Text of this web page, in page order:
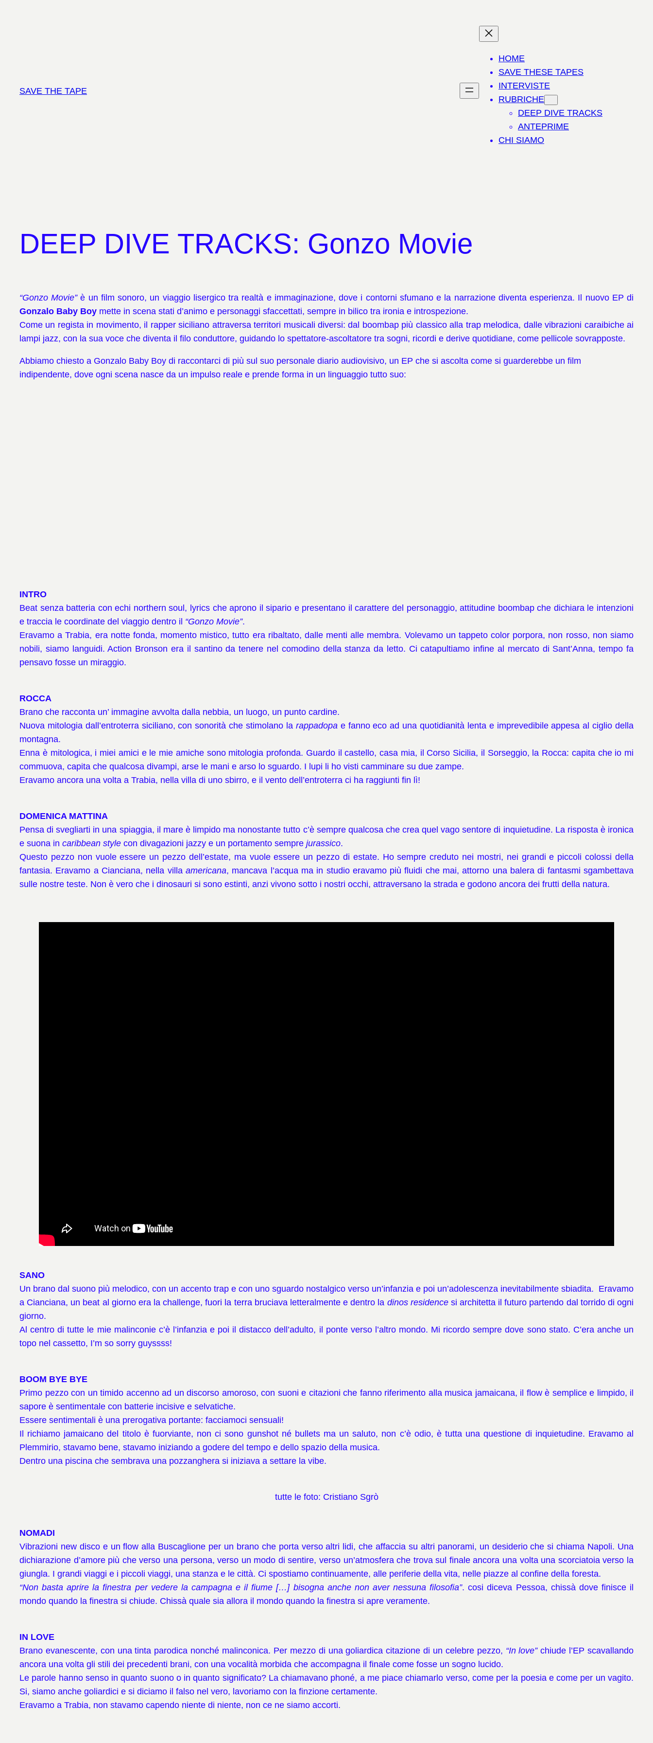
SAVE THE TAPE
HOME
SAVE THESE TAPES
INTERVISTE
RUBRICHE
DEEP DIVE TRACKS
ANTEPRIME
CHI SIAMO
DEEP DIVE TRACKS: Gonzo Movie
“Gonzo Movie”è un film sonoro, un viaggio lisergico tra realtà e immaginazione, dove i contorni sfumano e la narrazione diventa esperienza. Il nuovo EP di
Gonzalo Baby Boy mette in scena stati d’animo e personaggi sfaccettati, sempre in bilico tra ironia e introspezione.
Come un regista in movimento, il rapper siciliano attraversa territori musicali diversi: dal boombap più classico alla trap melodica, dalle vibrazioni caraibiche ai
lampi jazz, con la sua voce che diventa il filo conduttore, guidando lo spettatore-ascoltatore tra sogni, ricordi e derive quotidiane, come pellicole sovrapposte.
Abbiamo chiesto a Gonzalo Baby Boy di raccontarci di più sul suo personale diario audiovisivo, un EP che si ascolta come si guarderebbe un film
indipendente, dove ogni scena nasce da un impulso reale e prende forma in un linguaggio tutto suo:
INTRO
Beat senza batteria con echi northern soul, lyrics che aprono il sipario e presentano il carattere del personaggio, attitudine boombap che dichiara le intenzioni
e traccia le coordinate del viaggio dentro il “Gonzo Movie”.
Eravamo a Trabia, era notte fonda, momento mistico, tutto era ribaltato, dalle menti alle membra. Volevamo un tappeto color porpora, non rosso, non siamo
nobili, siamo languidi.Action Bronson era il santino da tenere nel comodino della stanza da letto. Ci catapultiamo infine al mercato di Sant’Anna, tempo fa
pensavo fosse un miraggio.
ROCCA
Brano che racconta un’ immagine avvolta dalla nebbia, un luogo, un punto cardine.
Nuova mitologia dall’entroterra siciliano, con sonorità che stimolano la rappadopae fanno eco ad una quotidianità lenta e imprevedibile appesa al ciglio della
montagna.
Enna è mitologica, i miei amici e le mie amiche sono mitologia profonda. Guardo il castello, casa mia, il Corso Sicilia, il Sorseggio, la Rocca: capita che io mi
commuova, capita che qualcosa divampi, arse le mani e arso lo sguardo. I lupi li ho visti camminare su due zampe.
Eravamo ancora una volta a Trabia, nella villa di uno sbirro, e il vento dell’entroterra ci ha raggiunti fin lì!
DOMENICA MATTINA
Pensa di svegliarti in una spiaggia, il mare è limpido ma nonostante tutto c’è sempre qualcosa che crea quel vago sentore di inquietudine. La risposta è ironica
e suona in caribbean style con divagazioni jazzy e un portamento sempre jurassico.
Questo pezzo non vuole essere un pezzo dell’estate, ma vuole essere un pezzo di estate. Ho sempre creduto nei mostri, nei grandi e piccoli colossi della
fantasia. Eravamo a Cianciana, nella villa americana, mancava l’acqua ma in studio eravamo più fluidi che mai, attorno una balera di fantasmi sgambettava
sulle nostre teste. Non è vero che i dinosauri si sono estinti, anzi vivono sotto i nostri occhi, attraversano la strada e godono ancora dei frutti della natura.
SANO
Un brano dal suono più melodico, con un accento trap e con uno sguardo nostalgico verso un’infanzia e poi un’adolescenza inevitabilmente sbiadita. Eravamo
a Cianciana, un beat al giorno era la challenge, fuori la terra bruciava letteralmente e dentro la dinos residencesi architetta il futuro partendo dal torrido di ogni
giorno.
Al centro di tutte le mie malinconie c’è l’infanzia e poi il distacco dell’adulto, il ponte verso l’altro mondo. Mi ricordo sempre dove sono stato. C’era anche un
topo nel cassetto, I’m so sorry guyssss!
BOOM BYE BYE
Primo pezzo con un timido accenno ad un discorso amoroso, con suoni e citazioni che fanno riferimento alla musica jamaicana, il flow è semplice e limpido, il
sapore è sentimentale con batterie incisive e selvatiche.
Essere sentimentali è una prerogativa portante: facciamoci sensuali!
Il richiamo jamaicano del titolo è fuorviante, non ci sono gunshot né bullets ma un saluto, non c’è odio, è tutta una questione di inquietudine. Eravamo al
Plemmirio, stavamo bene, stavamo iniziando a godere del tempo e dello spazio della musica.
Dentro una piscina che sembrava una pozzanghera si iniziava a settare la vibe.
tutte le foto: Cristiano Sgrò
NOMADI
Vibrazioni new disco e un flow alla Buscaglione per un brano che porta verso altri lidi, che affaccia su altri panorami, un desiderio che si chiama Napoli. Una
dichiarazione d’amore più che verso una persona, verso un modo di sentire, verso un’atmosfera che trova sul finale ancora una volta una scorciatoia verso la
giungla. I grandi viaggi e i piccoli viaggi, una stanza e le città. Ci spostiamo continuamente, alle periferie della vita, nelle piazze al confine della foresta.
“Non basta aprire la finestra per vedere la campagna e il fiume […] bisogna anche non aver nessuna filosofia”. cosi diceva Pessoa, chissà dove finisce il
mondo quando la finestra si chiude. Chissà quale sia allora il mondo quando la finestra si apre veramente.
IN LOVE
Brano evanescente, con una tinta parodica nonché malinconica. Per mezzo di una goliardica citazione di un celebre pezzo, “In love”chiude l’EP scavallando
ancora una volta gli stili dei precedenti brani, con una vocalità morbida che accompagna il finale come fosse un sogno lucido.
Le parole hanno senso in quanto suono o in quanto significato? La chiamavano phoné, a me piace chiamarlo verso, come per la poesia e come per un vagito.
Si, siamo anche goliardici e si diciamo il falso nel vero, lavoriamo con la finzione certamente.
Eravamo a Trabia, non stavamo capendo niente di niente, non ce ne siamo accorti.